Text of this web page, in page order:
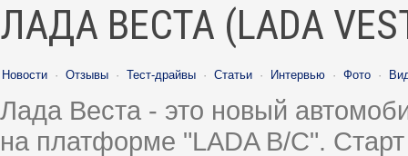
ЛАДА ВЕСТА (LADA
Новости · Отзывы · Тест-драйвы · Статьи · Интервью · Фото ·
Лада Веста - это новый
на платформе "LADA B/C".